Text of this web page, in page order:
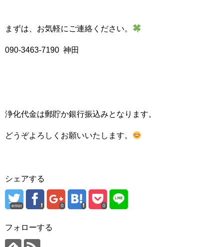
まずは、お気軽にご連絡ください。
090-3463-7190 神田
浄化代金は郵貯か銀行振込みとなります。
どうぞよろしくお願いいたします。
シェアする
error 0 0
フォローする